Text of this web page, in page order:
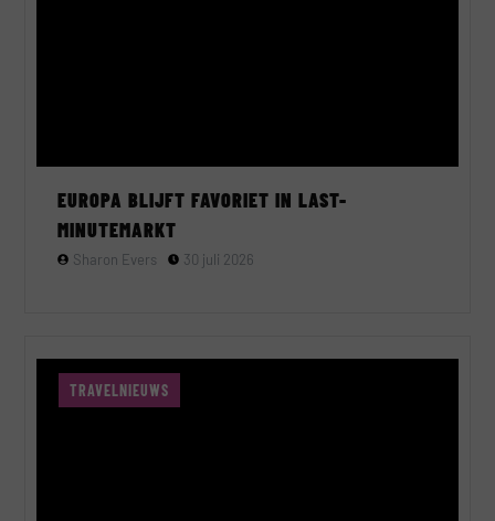
EUROPA BLIJFT FAVORIET IN LAST-
MINUTEMARKT
Sharon Evers 30 juli 2026
TRAVELNIEUWS